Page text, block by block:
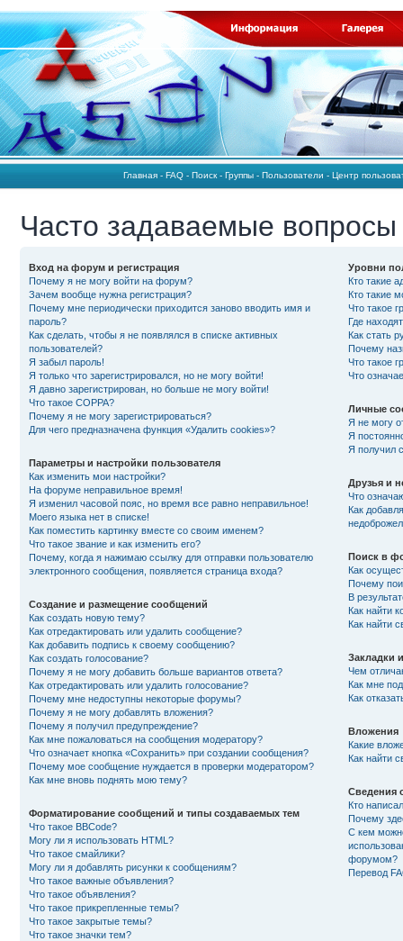
Главная - FAQ - Поиск - Группы - Пользователи - Центр
Часто задаваемые вопросы
Вход на форум и регистрация
Почему я не могу войти на форум?
Зачем вообще нужна регистрация?
Почему мне периодически приходится заново вводить имя и
пароль?
Как сделать, чтобы я не появлялся в списке активных
пользователей?
Я забыл пароль!
Я только что зарегистрировался, но не могу войти!
Я давно зарегистрирован, но больше не могу войти!
Что такое COPPA?
Почему я не могу зарегистрироваться?
Для чего предназначена функция «Удалить cookies»?
Параметры и настройки пользователя
Как изменить мои настройки?
На форуме неправильное время!
Я изменил часовой пояс, но время все равно неправильное!
Моего языка нет в списке!
Как поместить картинку вместе со своим именем?
Что такое звание и как изменить его?
Почему, когда я нажимаю ссылку для отправки пользователю
электронного сообщения, появляется страница входа?
Создание и размещение сообщений
Как создать новую тему?
Как отредактировать или удалить сообщение?
Как добавить подпись к своему сообщению?
Как создать голосование?
Почему я не могу добавить больше вариантов ответа?
Как отредактировать или удалить голосование?
Почему мне недоступны некоторые форумы?
Почему я не могу добавлять вложения?
Почему я получил предупреждение?
Как мне пожаловаться на сообщения модератору?
Что означает кнопка «Сохранить» при создании сообщения?
Почему мое сообщение нуждается в проверки модератором?
Как мне вновь поднять мою тему?
Форматирование сообщений и типы создаваемых тем
Что такое BBCode?
Могу ли я использовать HTML?
Что такое смайлики?
Могу ли я добавлять рисунки к сообщениям?
Что такое важные объявления?
Что такое объявления?
Что такое прикрепленные темы?
Что такое закрытые темы?
Что такое значки тем?
Уровни
Кто такие
Кто такие
Что такое
Где
Как стать
Почему
Что такое
Что
Личные
Я не могу
Я
Я получил
Друзья и
Что
Как
Поиск в
Как
Почему
В
Как найти
Как найти
Закладки
Чем
Как мне
Как
Вложения
Какие
Как найти
Сведения
Кто
Почему
С кем
форумом?
Перевод